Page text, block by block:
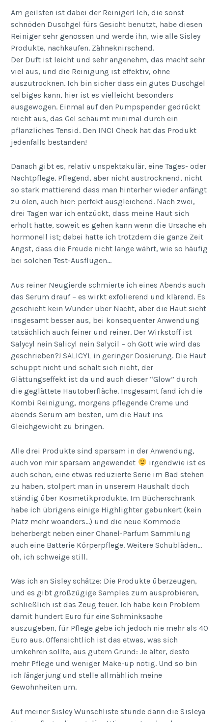
Am geilsten ist dabei der Reiniger! Ich, die sonst
schnöden Duschgel fürs Gesicht benutzt, habe diesen
Reiniger sehr genossen und werde ihn, wie alle Sisley
Produkte, nachkaufen. Zähneknirschend.
Der Duft ist leicht und sehr angenehm, das macht sehr
viel aus, und die Reinigung ist effektiv, ohne
auszutrocknen. Ich bin sicher dass ein gutes Duschgel
selbiges kann, hier ist es vielleicht besonders
ausgewogen. Einmal auf den Pumpspender gedrückt
reicht aus, das Gel schäumt minimal durch ein
pflanzliches Tensid. Den INCI Check hat das Produkt
jedenfalls bestanden!
Danach gibt es, relativ unspektakulär, eine Tages- oder
Nachtpflege. Pflegend, aber nicht austrocknend, nicht
so stark mattierend dass man hinterher wieder anfängt
zu ölen, auch hier: perfekt ausgleichend. Nach zwei,
drei Tagen war ich entzückt, dass meine Haut sich
erholt hatte, soweit es gehen kann wenn die Ursache eh
hormonell ist; dabei hatte ich trotzdem die ganze Zeit
Angst, dass die Freude nicht lange währt, wie so häufig
bei solchen Test-Ausflügen…
Aus reiner Neugierde schmierte ich eines Abends auch
das Serum drauf – es wirkt exfolierend und klärend. Es
geschieht kein Wunder über Nacht, aber die Haut sieht
insgesamt besser aus, bei konsequenter Anwendung
tatsächlich auch feiner und reiner. Der Wirkstoff ist
Salycyl nein Salicyl nein Salycil – oh Gott wie wird das
geschrieben?! SALICYL in geringer Dosierung. Die Haut
schuppt nicht und schält sich nicht, der
Glättungseffekt ist da und auch dieser “Glow” durch
die geglättete Hautoberfläche. Insgesamt fand ich die
Kombi Reinigung, morgens pflegende Creme und
abends Serum am besten, um die Haut ins
Gleichgewicht zu bringen.
Alle drei Produkte sind sparsam in der Anwendung,
auch von mir sparsam angewendet
irgendwie ist es
auch schön, eine etwas reduzierte Serie im Bad stehen
zu haben, stolpert man in unserem Haushalt doch
ständig über Kosmetikprodukte. Im Bücherschrank
habe ich übrigens einige Highlighter gebunkert (kein
Platz mehr woanders…) und die neue Kommode
beherbergt neben einer Chanel-Parfum Sammlung
auch eine Batterie Körperpflege. Weitere Schubläden…
oh, ich schweige still.
Was ich an Sisley schätze: Die Produkte überzeugen,
und es gibt großzügige Samples zum ausprobieren,
schließlich ist das Zeug teuer. Ich habe kein Problem
damit hundert Euro für eine Schminksache
auszugeben, für Pflege gebe ich jedoch nie mehr als 40
Euro aus. Offensichtlich ist das etwas, was sich
umkehren sollte, aus gutem Grund: Je älter, desto
mehr Pflege und weniger Make-up nötig. Und so bin
ich länger jungund stelle allmählich meine
Gewohnheiten um.
Auf meiner Sisley Wunschliste stünde dann die Sïsleya